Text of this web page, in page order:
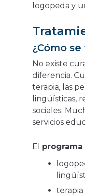
logopeda y
¿Cómo
No existe
diferencia.
terapia, las
lingüísticas,
sociales.
servicios
El
terapia